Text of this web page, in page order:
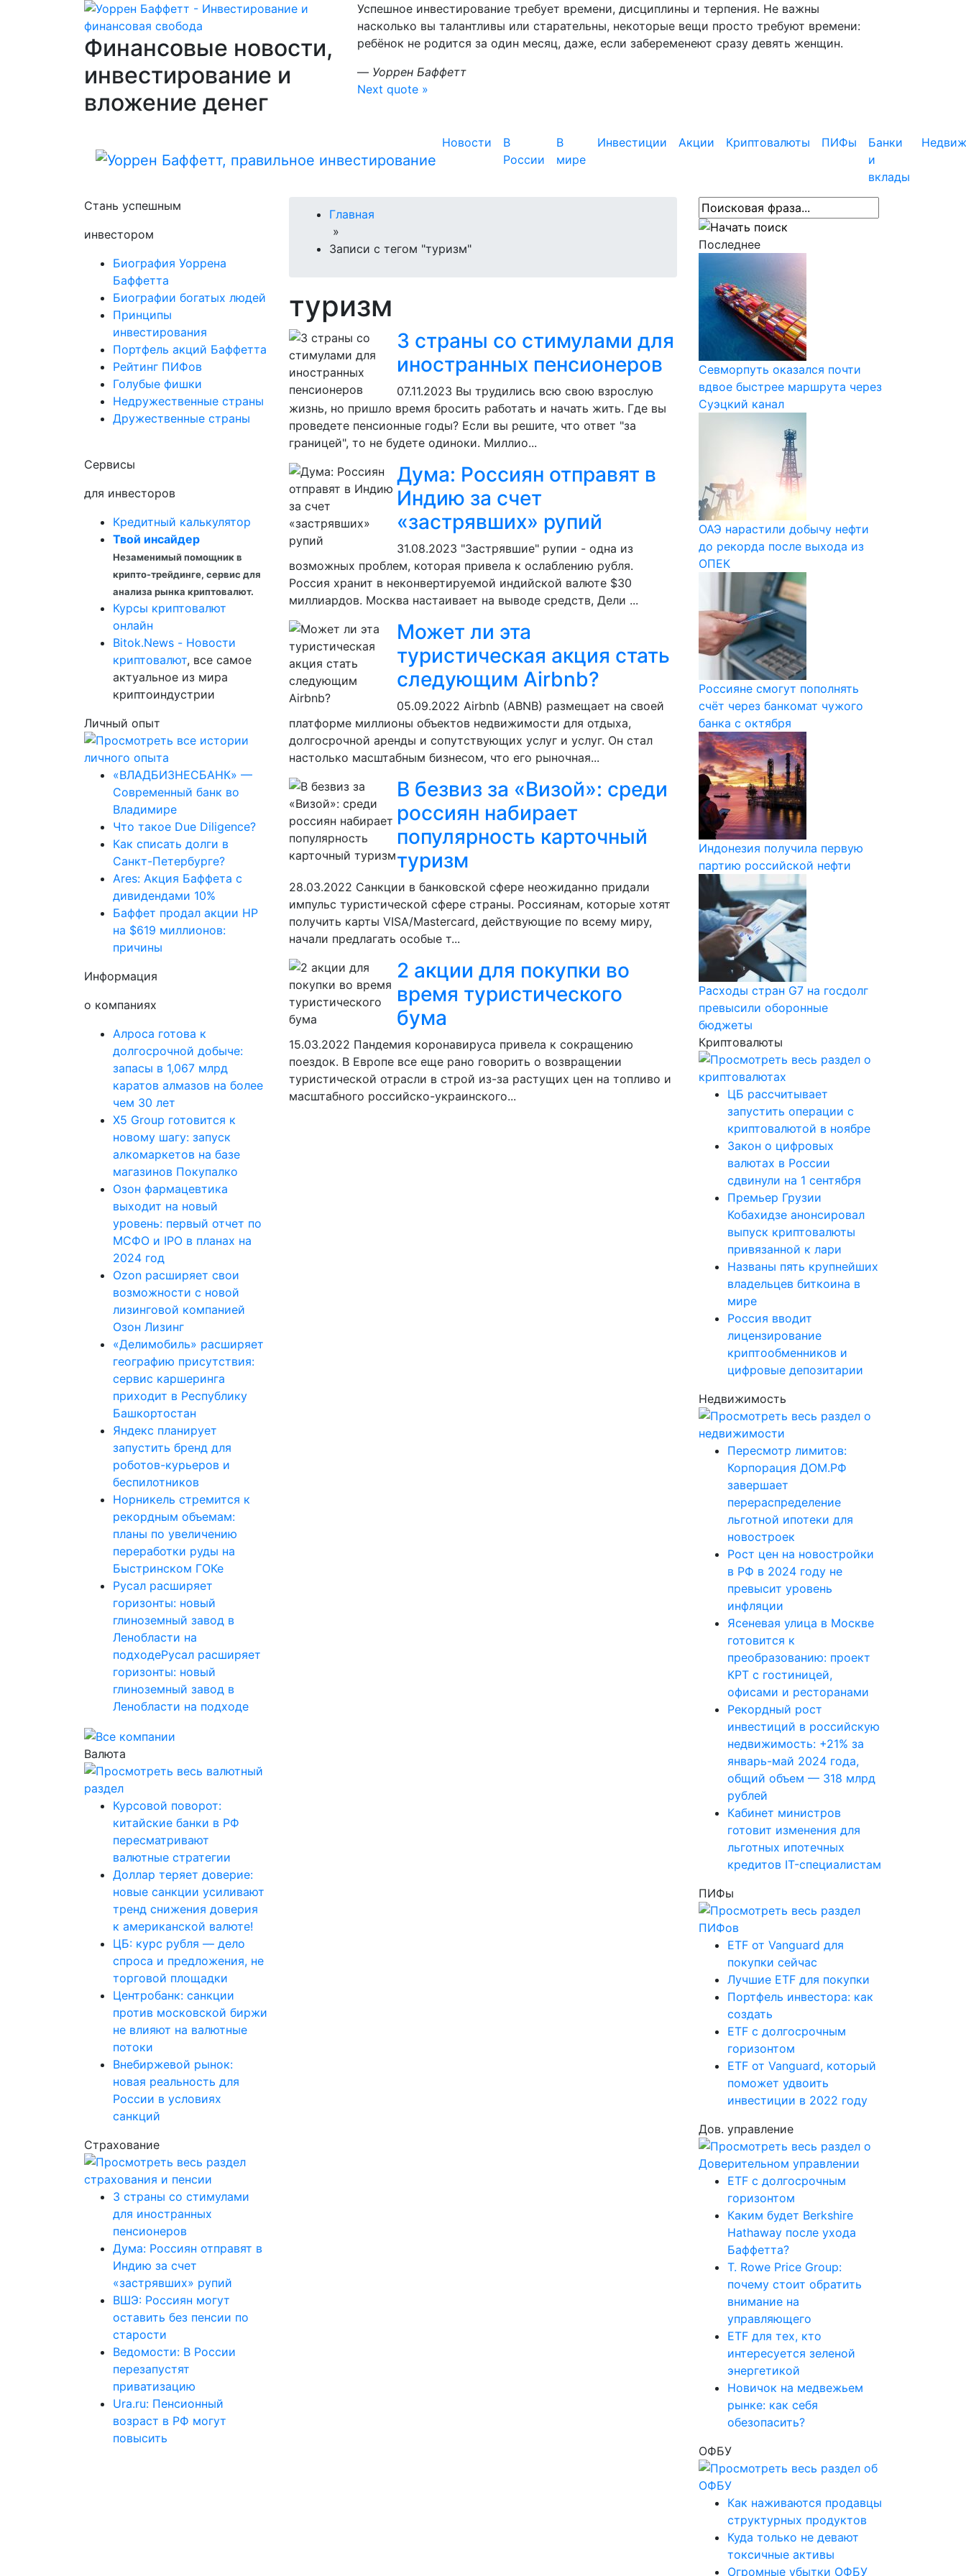
Финансовые новости,
инвестирование и
вложение денег
Успешное инвестирование требует времени, дисциплины и терпения. Не важны
насколько вы талантливы или старательны, некоторые вещи просто требуют времени:
ребёнок не родится за один месяц, даже, если забеременеют сразу девять женщин.
— Уоррен Баффетт
Next quote »
Новости
В
России
В
мире
Инвестиции Акции Криптовалюты ПИФы
Банки
и
вклады
Стань успешным
инвестором
Биография Уоррена
Баффетта
Биографии богатых людей
Принципы
инвестирования
Портфель акций Баффетта
Рейтинг ПИФов
Голубые фишки
Недружественные страны
Дружественные страны
Сервисы
для инвесторов
Кредитный калькулятор
Твой инсайдер
Незаменимый помощник в
крипто-трейдинге, сервис для
анализа рынка криптовалют.
Курсы криптовалют
онлайн
Bitok.News - Новости
криптовалют, все самое
актуальное из мира
криптоиндустрии
Личный опыт
«ВЛАДБИЗНЕСБАНК» —
Современный банк во
Владимире
Что такое Due Diligence?
Как списать долги в
Санкт-Петербурге?
Ares: Акция Баффета с
дивидендами 10%
Баффет продал акции HP
на $619 миллионов:
причины
Информация
о компаниях
Алроса готова к
долгосрочной добыче:
запасы в 1,067 млрд
каратов алмазов на более
чем 30 лет
X5 Group готовится к
новому шагу: запуск
алкомаркетов на базе
магазинов Покупалко
Озон фармацевтика
выходит на новый
уровень: первый отчет по
МСФО и IPO в планах на
2024 год
Ozon расширяет свои
возможности с новой
лизинговой компанией
Озон Лизинг
«Делимобиль» расширяет
географию присутствия:
сервис каршеринга
приходит в Республику
Башкортостан
Яндекс планирует
запустить бренд для
роботов-курьеров и
беспилотников
Норникель стремится к
рекордным объемам:
планы по увеличению
переработки руды на
Быстринском ГОКе
Русал расширяет
горизонты: новый
глиноземный завод в
Ленобласти на
подходеРусал расширяет
горизонты: новый
глиноземный завод в
Ленобласти на подходе
Валюта
Курсовой поворот:
китайские банки в РФ
пересматривают
валютные стратегии
Доллар теряет доверие:
новые санкции усиливают
тренд снижения доверия
к американской валюте!
ЦБ: курс рубля — дело
спроса и предложения, не
торговой площадки
Центробанк: санкции
против московской биржи
не влияют на валютные
потоки
Внебиржевой рынок:
новая реальность для
России в условиях
санкций
Страхование
3 страны со стимулами
для иностранных
пенсионеров
Дума: Россиян отправят в
Индию за счет
«застрявших» рупий
ВШЭ: Россиян могут
оставить без пенсии по
старости
Ведомости: В России
перезапустят
приватизацию
Ura.ru: Пенсионный
возраст в РФ могут
повысить
Главная
»
Записи с тегом "туризм"
туризм
3 страны со стимулами для
иностранных пенсионеров
07.11.2023 Вы трудились всю свою взрослую
жизнь, но пришло время бросить работать и начать жить. Где вы
проведете пенсионные годы? Если вы решите, что ответ "за
границей", то не будете одиноки. Миллио...
Дума: Россиян отправят в
Индию за счет
«застрявших» рупий
31.08.2023 "Застрявшие" рупии - одна из
возможных проблем, которая привела к ослаблению рубля.
Россия хранит в неконвертируемой индийской валюте $30
миллиардов. Москва настаивает на выводе средств, Дели ...
Может ли эта
туристическая акция стать
следующим Airbnb?
05.09.2022 Airbnb (ABNB) размещает на своей
платформе миллионы объектов недвижимости для отдыха,
долгосрочной аренды и сопутствующих услуг и услуг. Он стал
настолько масштабным бизнесом, что его рыночная...
В безвиз за «Визой»: среди
россиян набирает
популярность карточный
туризм
28.03.2022 Санкции в банковской сфере неожиданно придали
импульс туристической сфере страны. Россиянам, которые хотят
получить карты VISA/Mastercard, действующие по всему миру,
начали предлагать особые т...
2 акции для покупки во
время туристического
бума
15.03.2022 Пандемия коронавируса привела к сокращению
поездок. В Европе все еще рано говорить о возвращении
туристической отрасли в строй из-за растущих цен на топливо и
масштабного российско-украинского...
Последнее
Севморпуть оказался почти
вдвое быстрее маршрута через
Суэцкий канал
ОАЭ нарастили добычу нефти
до рекорда после выхода из
ОПЕК
Россияне смогут пополнять
счёт через банкомат чужого
банка с октября
Индонезия получила первую
партию российской нефти
Расходы стран G7 на госдолг
превысили оборонные
бюджеты
Криптовалюты
ЦБ рассчитывает
запустить операции с
криптовалютой в ноябре
Закон о цифровых
валютах в России
сдвинули на 1 сентября
Премьер Грузии
Кобахидзе анонсировал
выпуск криптовалюты
привязанной к лари
Названы пять крупнейших
владельцев биткоина в
мире
Россия вводит
лицензирование
криптообменников и
цифровые депозитарии
Недвижимость
Пересмотр лимитов:
Корпорация ДОМ.РФ
завершает
перераспределение
льготной ипотеки для
новостроек
Рост цен на новостройки
в РФ в 2024 году не
превысит уровень
инфляции
Ясеневая улица в Москве
готовится к
преобразованию: проект
КРТ с гостиницей,
офисами и ресторанами
Рекордный рост
инвестиций в российскую
недвижимость: +21% за
январь-май 2024 года,
общий объем — 318 млрд
рублей
Кабинет министров
готовит изменения для
льготных ипотечных
кредитов IT-специалистам
ПИФы
ETF от Vanguard для
покупки сейчас
Лучшие ETF для покупки
Портфель инвестора: как
создать
ETF с долгосрочным
горизонтом
ETF от Vanguard, который
поможет удвоить
инвестиции в 2022 году
Дов. управление
ETF с долгосрочным
горизонтом
Каким будет Berkshire
Hathaway после ухода
Баффетта?
T. Rowe Price Group:
почему стоит обратить
внимание на
управляющего
ETF для тех, кто
интересуется зеленой
энергетикой
Новичок на медвежьем
рынке: как себя
обезопасить?
ОФБУ
Как наживаются продавцы
структурных продуктов
Куда только не девают
токсичные активы
Огромные убытки ОФБУ